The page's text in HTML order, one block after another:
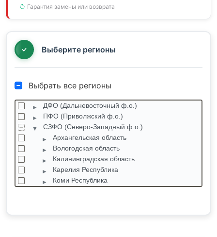
Гарантия замены или возврата
Выберите регионы
Выбрать все регионы
ДФО (Дальневосточный ф.о.)
ПФО (Приволжский ф.о.)
СЗФО (Северо-Западный ф.о.)
Архангельская область
Вологодская область
Калининградская область
Карелия Республика
Коми Республика